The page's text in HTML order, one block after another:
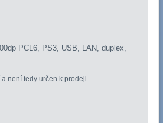
PCL6, PS3, USB, LAN, duplex,
není tedy určen k prodeji